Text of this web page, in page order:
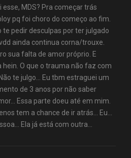
esse, MDS? Pra começar trás
pq foi choro do começo ao fim.
te pedir desculpas por ter julgado
ainda continua corna/trouxe.
sua falta de amor próprio. E
hein. O que o trauma não faz com
te julgo… Eu tbm estraguei um
de 3 anos por não saber
Essa parte doeu até em mim.
tem a chance de ir atrás… Eu…
Ela já está com outra…